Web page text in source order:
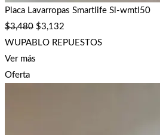
Placa Lavarropas Smartlife Sl-wmtl50
$3,480 $3,132
WUPABLO REPUESTOS
Ver más
Oferta